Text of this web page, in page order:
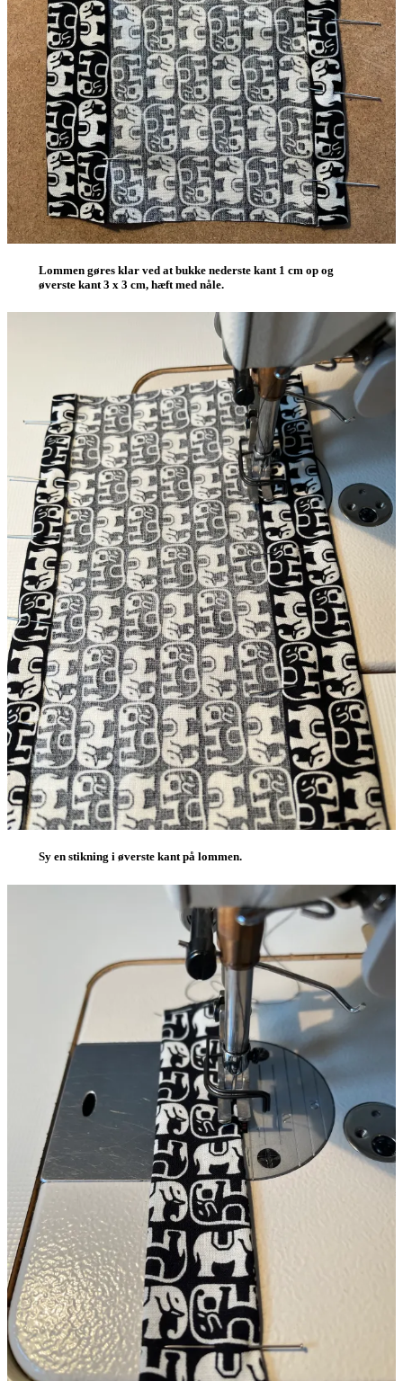
Lommen gøres klar ved at bukke nederste kant 1 cm op og
øverste kant 3 x 3 cm, hæft med nåle.
Sy en stikning i øverste kant på lommen.